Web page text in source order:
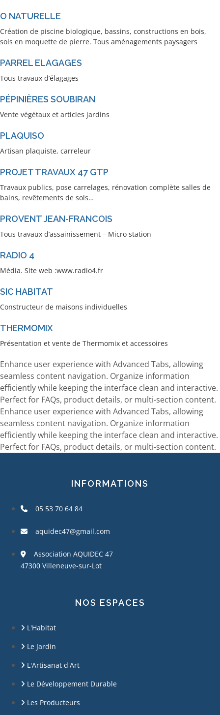
O NATURELLE
Création de piscine biologique, bassins, constructions en bois,
sols en moquette de pierre. Tous aménagements paysagers
PARREL ELAGAGES
Tous travaux d’élagages
PÉPINIÈRES SOUBIRAN
Vente végétaux et articles jardins
PLAQUISO
Artisan plaquiste, carreleur
PROJET TRAVAUX 47 GTP
Travaux publics, pose carrelages, rénovation complète salles de
bains, revêtements de sols…
PROVENT JEAN-FRANCOIS
Tous travaux d’assainissement – Micro station
RADIO 4
Média. Site web :www.radio4.fr
SIC HABITAT
Constructeur de maisons individuelles
THERMOMIX
Présentation et vente de Thermomix et accessoires
Enhance user experience with Advanced Tabs, allowing
seamless content navigation. Organize information
efficiently while keeping the interface clean and interactive.
Perfect for FAQs, product details, or multi-section content.
Enhance user experience with Advanced Tabs, allowing
seamless content navigation. Organize information
efficiently while keeping the interface clean and interactive.
Perfect for FAQs, product details, or multi-section content.
INFORMATIONS
05 53 70 64 84
aquidec47@gmail.com
Association AQUIDEC 47
47300 Villeneuve-sur-Lot
NOS ESPACES
L'Habitat
Le Jardin
L'Artisanat d'Art
Le Développement Durable
Les Producteurs